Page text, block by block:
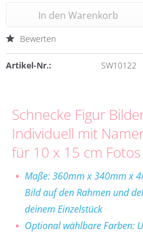
In den Warenkorb
Bewerten
Artikel-Nr.: SW10122
Schnecke Figur
Individuell mit
für 10 x 15 cm Fotos
Maße: 360mm x 340mm x
Bild auf den Rahmen und
deinem Einzelstück
Optional wählbare Farben: